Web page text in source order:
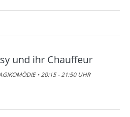
und ihr Chauffeur
• 20:15 - 21:50 UHR